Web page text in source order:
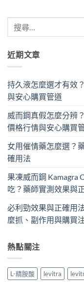
近期文章
持久液怎麼選才有效
與安心購買管道
威而鋼真假怎麼分辨
價格行情與安心購買
女用催情藥怎麼選？
確用法
果凍威而鋼 Kamagra
吃？藥師實測效果與
必利勁效果與正確用
麼抓、副作用與購買
熱點關注
L-精胺酸 levitra